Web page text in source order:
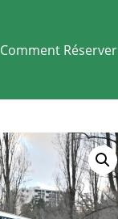
Comment Réserver